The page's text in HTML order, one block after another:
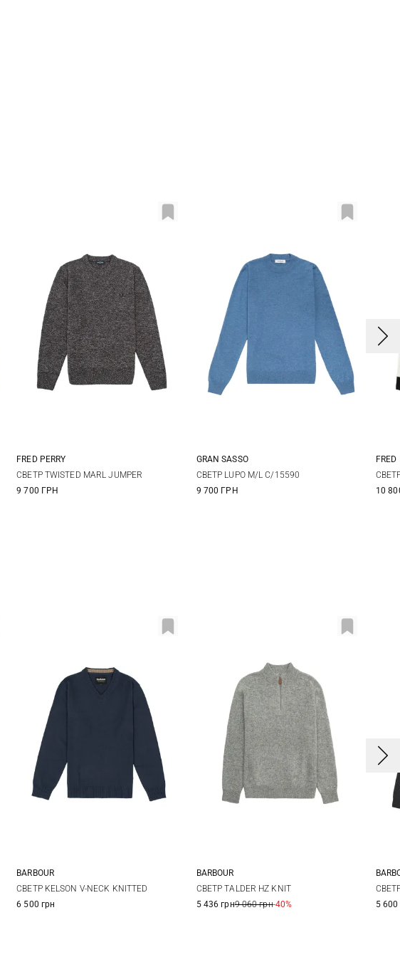
M L XL
FRED PERRY
СВЕТР TWISTED MARL JUMPER
9 700 ГРН
48 50 52
GRAN SASSO
СВЕТР LUPO M/L C/15590
9 700 ГРН
M
FRED
10
M L XL
BARBOUR
СВЕТР KELSON V-NECK KNITTED
6 500 грн
M L
BARBOUR
СВЕТР TALDER HZ KNIT
5 436 грн9 060 грн-40%
M
5 600